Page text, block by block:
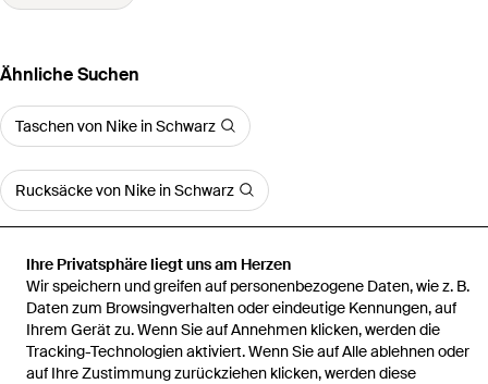
Ihre Privatsphäre liegt uns am Herzen
Wir speichern und greifen auf personenbezogene Daten, wie z. B.
Daten zum Browsingverhalten oder eindeutige Kennungen, auf
Ihrem Gerät zu. Wenn Sie auf Annehmen klicken, werden die
Tracking-Technologien aktiviert. Wenn Sie auf Alle ablehnen oder
auf Ihre Zustimmung zurückziehen klicken, werden diese
Ähnliche Suchen
Taschen von Nike in Schwarz
Rucksäcke von Nike in Schwarz
MCM Stark Rucksäcke
Fjallraven Kanken Rucksäcke